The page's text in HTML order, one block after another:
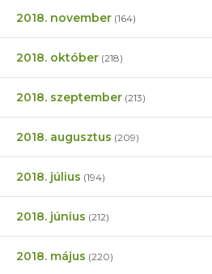
2018. november (164)
2018. október (218)
2018. szeptember (213)
2018. augusztus (209)
2018. július (194)
2018. június (212)
2018. május (220)